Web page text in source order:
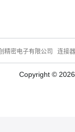
精密电子有限公司 连接
Copyright ©